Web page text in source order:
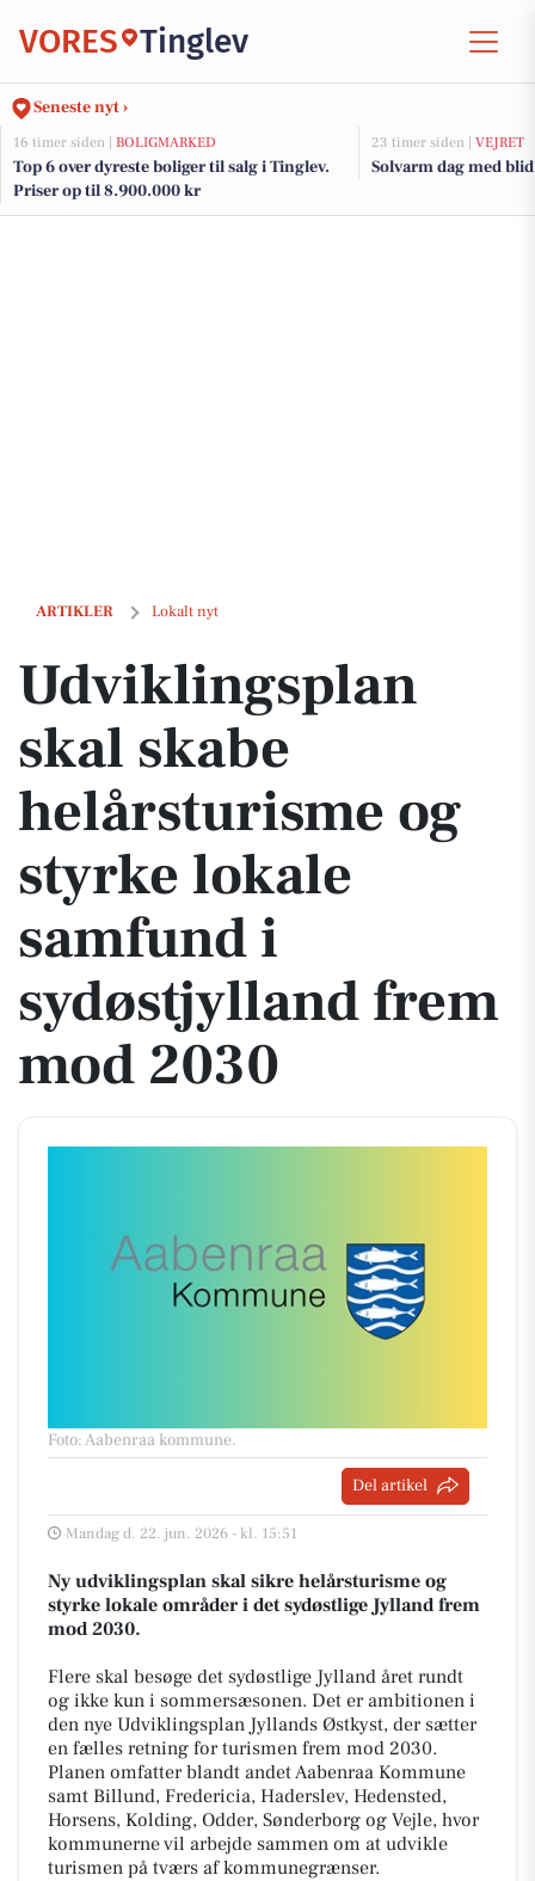
VORES Tinglev
Seneste nyt ›
16 timer siden | BOLIGMARKED
Top 6 over dyreste boliger til salg i Tinglev.
Priser op til 8.900.000 kr
23 timer siden | VEJRET
Solvarm dag med
ARTIKLER Lokalt nyt
Udviklingsplan skal skabe helårsturisme og styrke lokale samfund i
Udviklingsplan
skal skabe
helårsturisme og
styrke lokale
samfund i
sydøstjylland frem
mod 2030
Foto: Aabenraa kommune.
Del artikel
Mandag d. 22. jun. 2026 - kl. 15:51
Ny udviklingsplan skal sikre helårsturisme og
styrke lokale områder i det sydøstlige Jylland frem
mod 2030.
Flere skal besøge det sydøstlige Jylland året rundt
og ikke kun i sommersæsonen. Det er ambitionen i
den nye Udviklingsplan Jyllands Østkyst, der sætter
en fælles retning for turismen frem mod 2030.
Planen omfatter blandt andet Aabenraa Kommune
samt Billund, Fredericia, Haderslev, Hedensted,
Horsens, Kolding, Odder, Sønderborg og Vejle, hvor
kommunerne vil arbejde sammen om at udvikle
turismen på tværs af kommunegrænser.